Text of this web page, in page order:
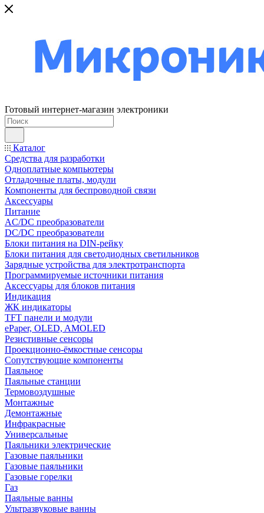
Готовый интернет-магазин электроники
Каталог
Средства для разработки
Одноплатные компьютеры
Отладочные платы, модули
Компоненты для беспроводной связи
Аксессуары
Питание
AC/DC преобразователи
DC/DC преобразователи
Блоки питания на DIN-рейку
Блоки питания для светодиодных светильников
Зарядные устройства для электротранспорта
Программируемые источники питания
Аксессуары для блоков питания
Индикация
ЖК индикаторы
TFT панели и модули
ePaper, OLED, AMOLED
Резистивные сенсоры
Проекционно-ёмкостные сенсоры
Сопутствующие компоненты
Паяльное
Паяльные станции
Термовоздушные
Монтажные
Демонтажные
Инфракрасные
Универсальные
Паяльники электрические
Газовые паяльники
Газовые паяльники
Газовые горелки
Газ
Паяльные ванны
Ультразвуковые ванны